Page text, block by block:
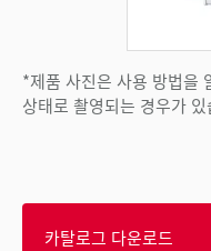
*제품 사진은 사용 방법을
상태로 촬영되는 경우가 있
카탈로그 다운로드